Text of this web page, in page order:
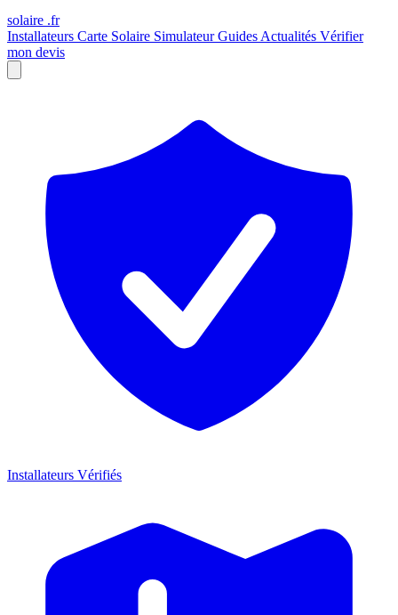
solaire .fr
Installateurs Carte Solaire SimulateurGuides Actualités Vérifier
mon devis
Installateurs Vérifiés